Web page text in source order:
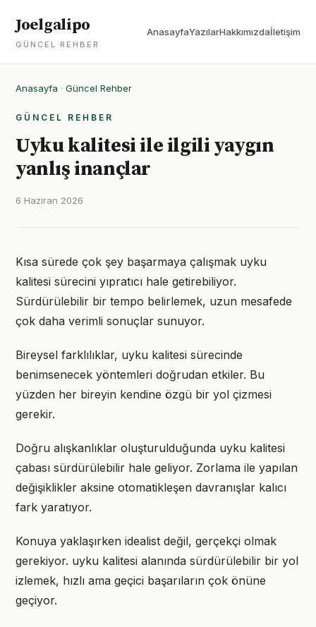
Joelgalipo
GÜNCEL REHBER
AnasayfaYazılarHakkımızdaİletişim
Anasayfa · Güncel Rehber
GÜNCEL REHBER
Uyku kalitesi ile ilgili yaygın
yanlış inançlar
6 Haziran 2026
Kısa sürede çok şey başarmaya çalışmak uyku
kalitesi sürecini yıpratıcı hale getirebiliyor.
Sürdürülebilir bir tempo belirlemek, uzun mesafede
çok daha verimli sonuçlar sunuyor.
Bireysel farklılıklar, uyku kalitesi sürecinde
benimsenecek yöntemleri doğrudan etkiler. Bu
yüzden her bireyin kendine özgü bir yol çizmesi
gerekir.
Doğru alışkanlıklar oluşturulduğunda uyku kalitesi
çabası sürdürülebilir hale geliyor. Zorlama ile yapılan
değişiklikler aksine otomatikleşen davranışlar kalıcı
fark yaratıyor.
Konuya yaklaşırken idealist değil, gerçekçi olmak
gerekiyor. uyku kalitesi alanında sürdürülebilir bir yol
izlemek, hızlı ama geçici başarıların çok önüne
geçiyor.